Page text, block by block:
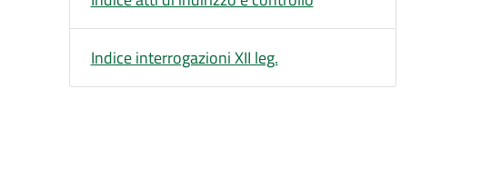
Indice interrogazioni XII leg.